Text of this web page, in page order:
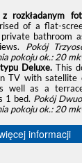
rozkładanym
of a flat-
bathroom
Pokój
pokoju ok.: 20
Deluxe. This
TV with satellite
well as a
1 bed. Pokój
pokoju ok.: 20
informacji